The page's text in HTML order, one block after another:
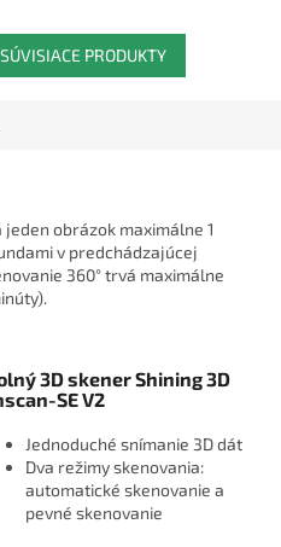
PRODUKTY
jeden obrázok maximálne 1
v predchádzajúcej
360° trvá maximálne
3D skener Shining 3D
SE V2
Jednoduché snímanie 3D dát
Dva režimy skenovania:
automatické skenovanie a
pevné skenovanie